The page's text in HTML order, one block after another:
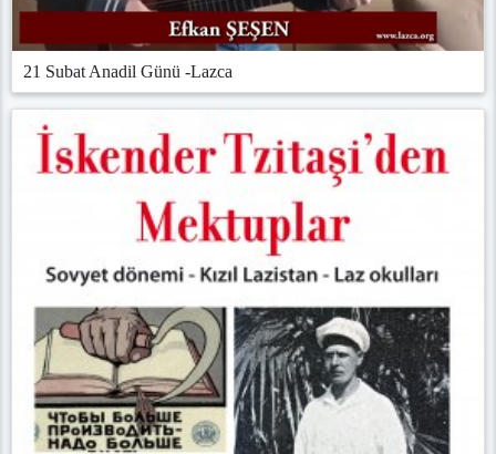
21 Subat Anadil Günü -Lazca